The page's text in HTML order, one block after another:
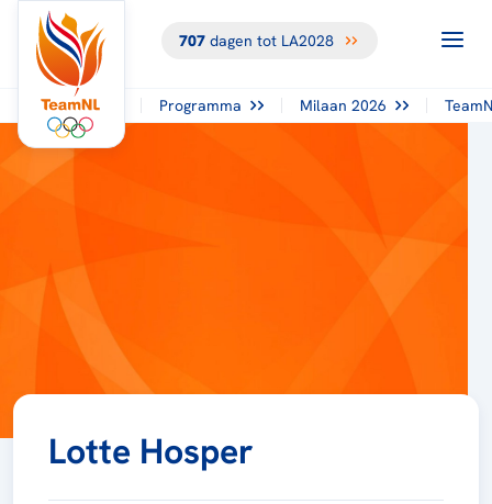
707dagen tot LA2028
Programma Milaan 2026
Lotte Hosper